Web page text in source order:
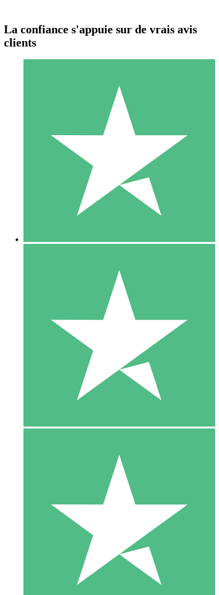
Packs de Crédits Individuels
Payez à l'utilisation avec des crédits de téléchargement. Sans
1 Téléchargement
10 00
10 Téléchargements
20 00
La confiance s'appuie sur de vrais avis
clients